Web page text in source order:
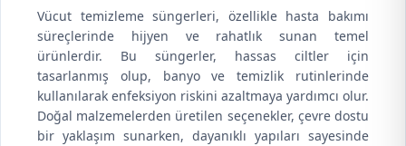
Vücut temizleme süngerleri, özellikle hasta bakımı
süreçlerinde hijyen ve rahatlık sunan temel
ürünlerdir. Bu süngerler, hassas ciltler için
tasarlanmış olup, banyo ve temizlik rutinlerinde
kullanılarak enfeksiyon riskini azaltmaya yardımcı olur.
Doğal malzemelerden üretilen seçenekler, çevre dostu
bir yaklaşım sunarken, dayanıklı yapıları sayesinde